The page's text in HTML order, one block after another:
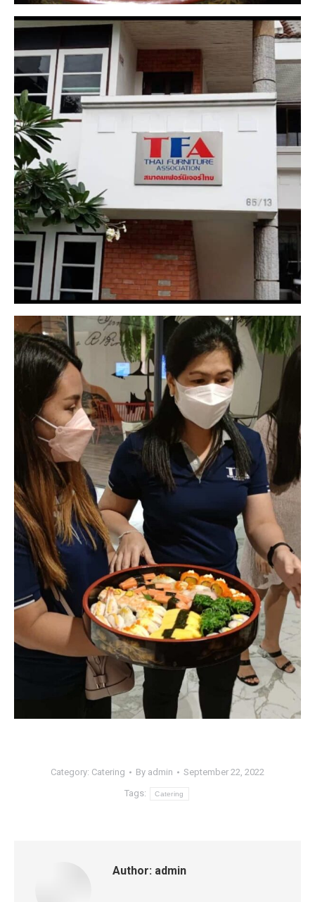
Category: Catering By admin September 22, 2022
Tags: Catering
Author: admin